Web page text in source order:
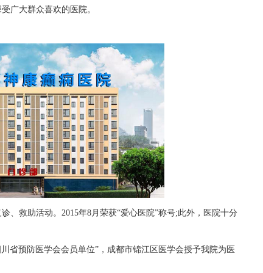
广大群众喜欢的医院。
、救助活动。2015年8月荣获“爱心医院”称号;此外，医院十分
省预防医学会会员单位”，成都市锦江区医学会授予我院为医